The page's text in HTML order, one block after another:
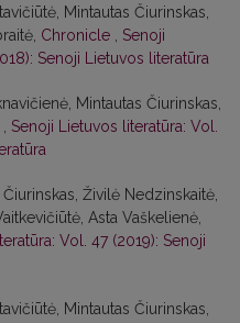
Mintautas Čiurinskas,
Chronicle , Senoji
Senoji Lietuvos literatūra
Mintautas Čiurinskas,
, Senoji Lietuvos literatūra: Vol.
Živilė Nedzinskaitė,
Asta Vaškelienė,
Vol. 47 (2019): Senoji
Mintautas Čiurinskas,